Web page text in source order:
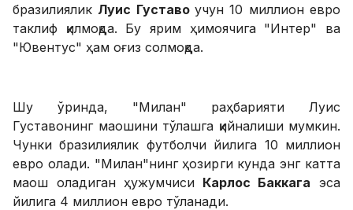
бразилиялик Луис Густавоучун 10 миллион евро
таклиф қилмоқда. Бу ярим ҳимоячига "Интер" ва
"Ювентус" ҳам оғиз солмоқда.
Шу ўринда, "Милан" раҳбарияти Луис
Густавонинг маошини тўлашга қийналиши мумкин.
Чунки бразилиялик футболчи йилига 10 миллион
евро олади. "Милан"нинг ҳозирги кунда энг катта
маош оладиган ҳужумчиси Карлос Баккага эса
йилига 4 миллион евро тўланади.